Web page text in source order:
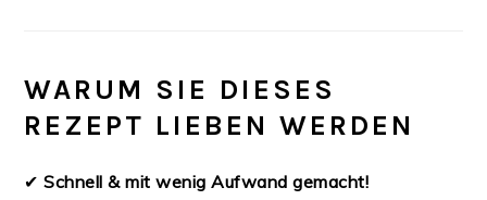
WARUM SIE DIESES
REZEPT LIEBEN WERDEN
✔Schnell & mit wenig Aufwand gemacht!